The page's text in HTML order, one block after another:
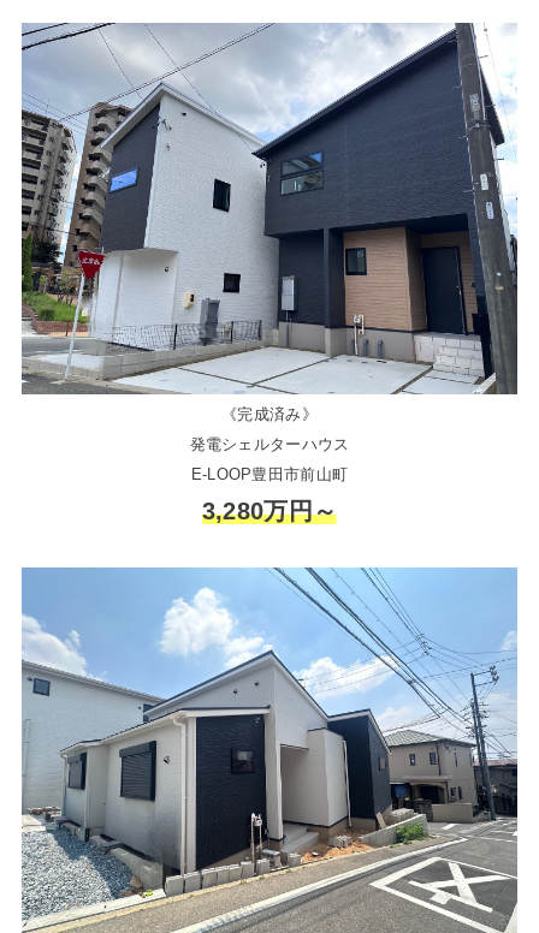
《完成済み》
発電シェルターハウス
E-LOOP豊田市前山町
3,280万円～